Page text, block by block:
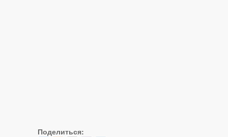
Поделиться: